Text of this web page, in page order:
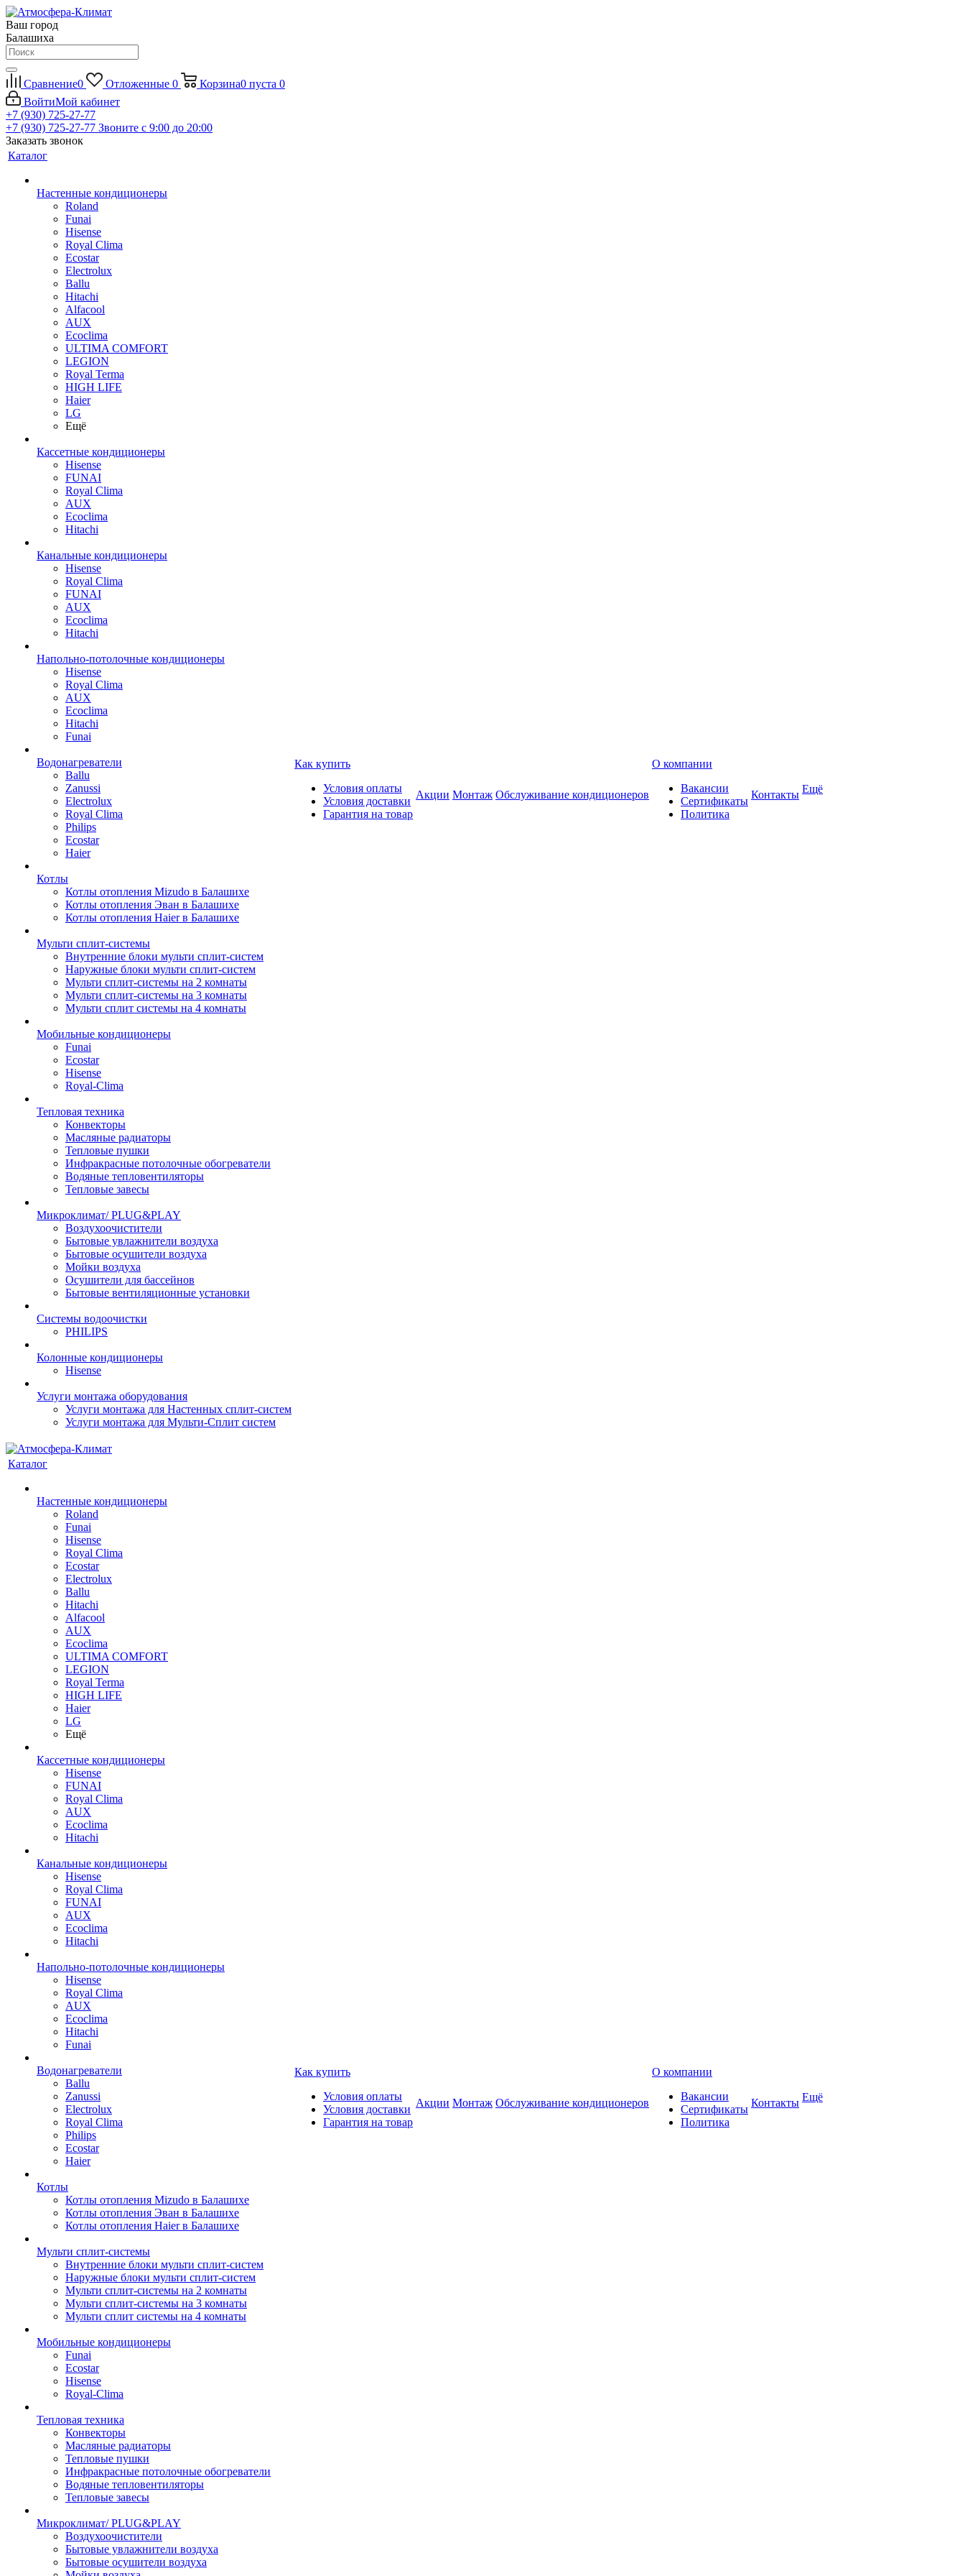
Ваш город
Балашиха
Сравнение0 Отложенные 0 Корзина0 пуста 0
ВойтиМой кабинет
+7 (930) 725-27-77
+7 (930) 725-27-77 Звоните с 9:00 до 20:00
Заказать звонок
Каталог
Настенные кондиционеры
Roland
Funai
Hisense
Royal Clima
Ecostar
Electrolux
Ballu
Hitachi
Alfacool
AUX
Ecoclima
ULTIMA COMFORT
LEGION
Royal Terma
HIGH LIFE
Haier
LG
Ещё
Кассетные кондиционеры
Hisense
FUNAI
Royal Clima
AUX
Ecoclima
Hitachi
Канальные кондиционеры
Hisense
Royal Clima
FUNAI
AUX
Ecoclima
Hitachi
Напольно-потолочные кондиционеры
Hisense
Royal Clima
AUX
Ecoclima
Hitachi
Funai
Водонагреватели
Ballu
Zanussi
Electrolux
Royal Clima
Philips
Ecostar
Haier
Котлы
Котлы отопления Mizudo в Балашихе
Котлы отопления Эван в Балашихе
Котлы отопления Haier в Балашихе
Мульти сплит-системы
Внутренние блоки мульти сплит-систем
Наружные блоки мульти сплит-систем
Мульти сплит-системы на 2 комнаты
Мульти сплит-системы на 3 комнаты
Мульти сплит системы на 4 комнаты
Мобильные кондиционеры
Funai
Ecostar
Hisense
Royal-Clima
Тепловая техника
Конвекторы
Масляные радиаторы
Тепловые пушки
Инфракрасные потолочные обогреватели
Водяные тепловентиляторы
Тепловые завесы
Микроклимат/ PLUG&PLAY
Воздухоочистители
Бытовые увлажнители воздуха
Бытовые осушители воздуха
Мойки воздуха
Осушители для бассейнов
Бытовые вентиляционные установки
Системы водоочистки
PHILIPS
Колонные кондиционеры
Hisense
Услуги монтажа оборудования
Услуги монтажа для Настенных сплит-систем
Услуги монтажа для Мульти-Сплит систем
Как купить
Условия оплаты
Условия доставки
Гарантия на товар
Акции Монтаж Обслуживание кондиционеров
О компании
Вакансии
Сертификаты
Политика
Контакты Ещё
Каталог
Настенные кондиционеры
Roland
Funai
Hisense
Royal Clima
Ecostar
Electrolux
Ballu
Hitachi
Alfacool
AUX
Ecoclima
ULTIMA COMFORT
LEGION
Royal Terma
HIGH LIFE
Haier
LG
Ещё
Кассетные кондиционеры
Hisense
FUNAI
Royal Clima
AUX
Ecoclima
Hitachi
Канальные кондиционеры
Hisense
Royal Clima
FUNAI
AUX
Ecoclima
Hitachi
Напольно-потолочные кондиционеры
Hisense
Royal Clima
AUX
Ecoclima
Hitachi
Funai
Водонагреватели
Ballu
Zanussi
Electrolux
Royal Clima
Philips
Ecostar
Haier
Котлы
Котлы отопления Mizudo в Балашихе
Котлы отопления Эван в Балашихе
Котлы отопления Haier в Балашихе
Мульти сплит-системы
Внутренние блоки мульти сплит-систем
Наружные блоки мульти сплит-систем
Мульти сплит-системы на 2 комнаты
Мульти сплит-системы на 3 комнаты
Мульти сплит системы на 4 комнаты
Мобильные кондиционеры
Funai
Ecostar
Hisense
Royal-Clima
Тепловая техника
Конвекторы
Масляные радиаторы
Тепловые пушки
Инфракрасные потолочные обогреватели
Водяные тепловентиляторы
Тепловые завесы
Микроклимат/ PLUG&PLAY
Воздухоочистители
Бытовые увлажнители воздуха
Бытовые осушители воздуха
Как купить
Условия оплаты
Условия доставки
Гарантия на товар
Акции Монтаж Обслуживание кондиционеров
О компании
Вакансии
Сертификаты
Политика
Контакты Ещё